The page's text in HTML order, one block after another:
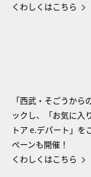
くわしくはこちら
「西武・そごうか
ックし、「お気に入
トア e.デパート」を
ペーンも開催！
くわしくはこちら